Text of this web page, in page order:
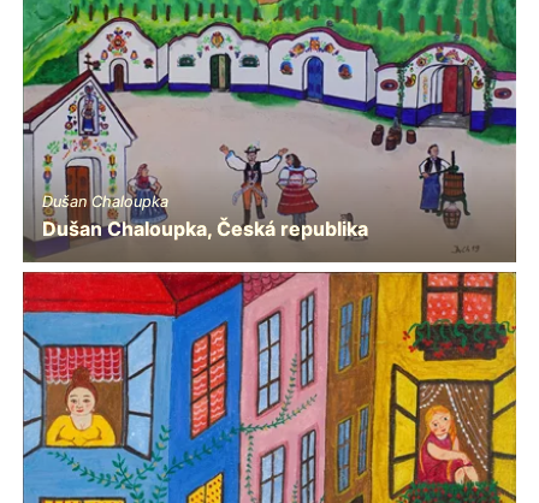
Dušan Chaloupka
Dušan Chaloupka, Česká republika